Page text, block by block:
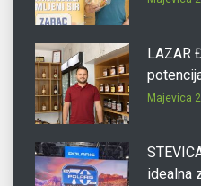
LAZAR
Majevica
idealna